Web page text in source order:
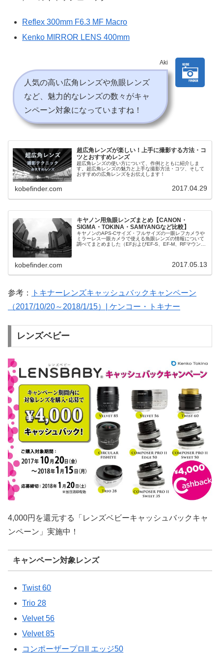
Reflex 300mm F6.3 MF Macro
Kenko MIRROR LENS 400mm
Aki
人気の高い広角レンズや魚眼レンズ
など、魅力的なレンズの数々がキャ
ンペーン対象になっていますね！
超広角レンズが楽しい！上手に撮影する方法・コ
ツとおすすめレンズ
超広角レンズの使い方について、作例とともに紹介しま
す。超広角レンズの魅力と上手な撮影方法・コツ、そして
おすすめの広角レンズをお伝えします！
kobefinder.com 2017.04.29
キヤノン用魚眼レンズまとめ【CANON・
SIGMA・TOKINA・SAMYANGなど比較】
キヤノンのAPS-Cサイズ・フルサイズの一眼レフカメラや
ミラーレス一眼カメラで使える魚眼レンズの情報について
調べてまとめました（EFおよびEF-S、EF-M、RFマウント
kobefinder.com 2017.05.13
参考：
トキナーレンズキャッシュバックキャンペーン
（2017/10/20～2018/1/15）| ケンコー・トキナー
レンズベビー
4,000円を還元する「レンズベビーキャッシュバックキャ
ンペーン」実施中！
キャンペーン対象レンズ
Twist 60
Trio 28
Velvet 56
Velvet 85
コンポーザープロII エッジ50